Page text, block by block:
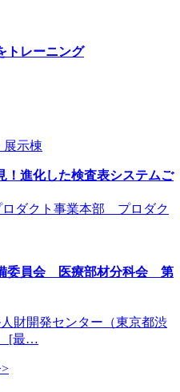
トレーニング
展示棟
！進化した検査表システムご
ダクト事業本部 プロダク
委員会 医療部材分科会 第
財開発センター（東京都渋
[最…